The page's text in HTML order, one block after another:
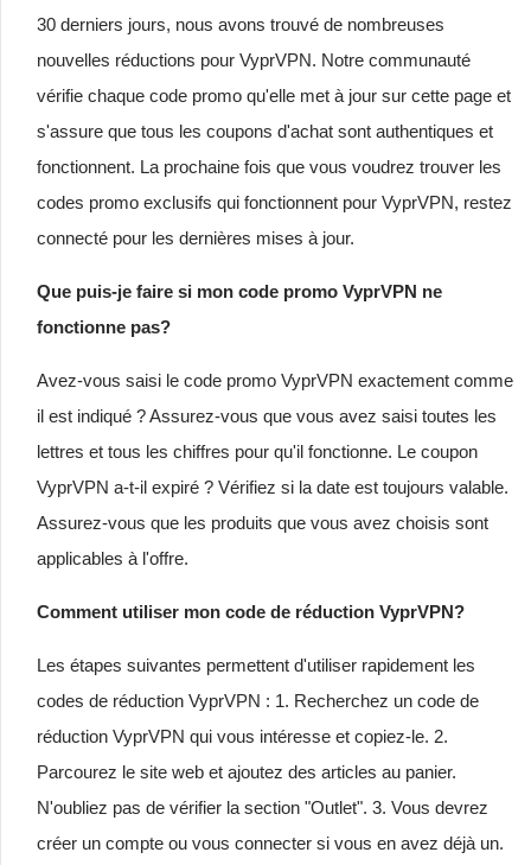
30 derniers jours, nous avons trouvé de nombreuses
nouvelles réductions pour VyprVPN. Notre communauté
vérifie chaque code promo qu'elle met à jour sur cette page et
s'assure que tous les coupons d'achat sont authentiques et
fonctionnent. La prochaine fois que vous voudrez trouver les
codes promo exclusifs qui fonctionnent pour VyprVPN, restez
connecté pour les dernières mises à jour.
Que puis-je faire si mon code promo VyprVPN ne
fonctionne pas?
Avez-vous saisi le code promo VyprVPN exactement comme
il est indiqué ? Assurez-vous que vous avez saisi toutes les
lettres et tous les chiffres pour qu'il fonctionne. Le coupon
VyprVPN a-t-il expiré ? Vérifiez si la date est toujours valable.
Assurez-vous que les produits que vous avez choisis sont
applicables à l'offre.
Comment utiliser mon code de réduction VyprVPN?
Les étapes suivantes permettent d'utiliser rapidement les
codes de réduction VyprVPN : 1. Recherchez un code de
réduction VyprVPN qui vous intéresse et copiez-le. 2.
Parcourez le site web et ajoutez des articles au panier.
N'oubliez pas de vérifier la section "Outlet". 3. Vous devrez
créer un compte ou vous connecter si vous en avez déjà un.